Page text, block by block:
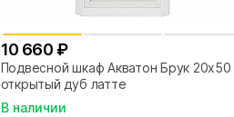
10 660 ₽
Подвесной шкаф Акватон Брук 20х50
открытый дуб латте
В наличии